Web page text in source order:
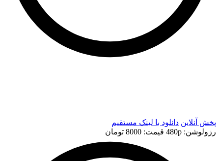
پخش آنلاین دانلود با لينک مستقيم
رزولوشن: 480p
قيمت: 8000 تومان